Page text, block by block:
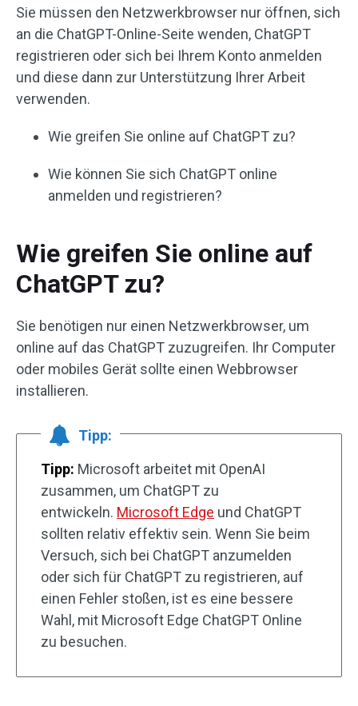
Sie müssen den Netzwerkbrowser nur öffnen, sich
an die ChatGPT-Online-Seite wenden, ChatGPT
registrieren oder sich bei Ihrem Konto anmelden
und diese dann zur Unterstützung Ihrer Arbeit
verwenden.
Wie greifen Sie online auf ChatGPT zu?
Wie können Sie sich ChatGPT online
anmelden und registrieren?
Wie greifen Sie online auf
ChatGPT zu?
Sie benötigen nur einen Netzwerkbrowser, um
online auf das ChatGPT zuzugreifen. Ihr Computer
oder mobiles Gerät sollte einen Webbrowser
installieren.
Tipp:
Tipp: Microsoft arbeitet mit OpenAI
zusammen, um ChatGPT zu
entwickeln. Microsoft Edge und ChatGPT
sollten relativ effektiv sein. Wenn Sie beim
Versuch, sich bei ChatGPT anzumelden
oder sich für ChatGPT zu registrieren, auf
einen Fehler stoßen, ist es eine bessere
Wahl, mit Microsoft Edge ChatGPT Online
zu besuchen.